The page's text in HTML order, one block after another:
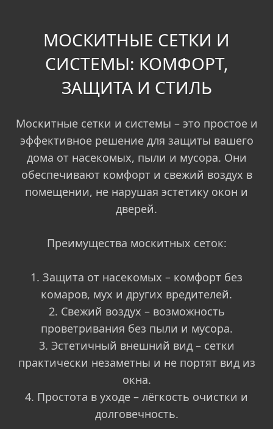
МОСКИТНЫЕ СЕТКИ И
СИСТЕМЫ: КОМФОРТ,
ЗАЩИТА И СТИЛЬ
Москитные сетки и системы – это простое и
эффективное решение для защиты вашего
дома от насекомых, пыли и мусора. Они
обеспечивают комфорт и свежий воздух в
помещении, не нарушая эстетику окон и
дверей.
Преимущества москитных сеток:
1. Защита от насекомых – комфорт без
комаров, мух и других вредителей.
2. Свежий воздух – возможность
проветривания без пыли и мусора.
3. Эстетичный внешний вид – сетки
практически незаметны и не портят вид из
окна.
4. Простота в уходе – лёгкость очистки и
долговечность.